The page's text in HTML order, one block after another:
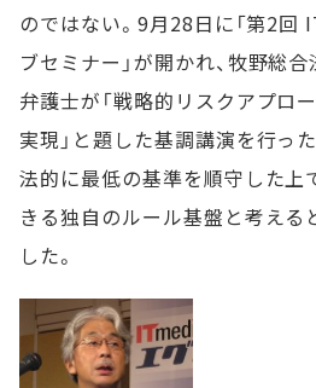
のではない。9月28日に「第2
ブセミナー」が開かれ、牧野総
弁護士が「戦略的リスクアプロ
実現」と題した基調講演を行っ
法的に最低の基準を順守した上
きる独自のルール基盤と考える
した。